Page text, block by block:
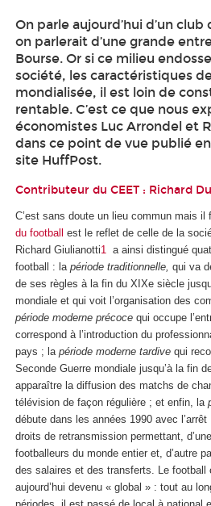
On parle aujourd’hui d’un
on parlerait d’une grande
Bourse. Or si ce milieu
société, les caractéristiques
mondialisée, il est loin de
rentable. C’est ce que nous
économistes Luc Arrondel et
dans ce point de vue publié
site HuffPost.
Contributeur du CEET : Richard
C’est sans doute un lieu commun mais il
du football est le reflet de celle de la
Richard Giulianotti1
a ainsi distingué
football : la période traditionnelle, qui va
de ses règles à la fin du XIXe siècle
mondiale et qui voit l’organisation des
période moderne précoce qui occupe
correspond à l’introduction du
pays ; la période moderne tardive qui
Seconde Guerre mondiale jusqu’à la fin
apparaître la diffusion des matchs de
télévision de façon régulière ; et enfin, la
débute dans les années 1990 avec
droits de retransmission permettant,
footballeurs du monde entier et, d’autre
des salaires et des transferts. Le football
aujourd’hui devenu « global » : tout au